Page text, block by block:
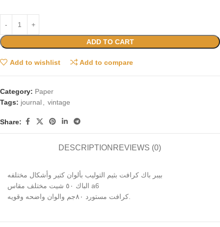
ADD TO CART
Add to wishlist Add to compare
Category: Paper
Tags: journal, vintage
Share:
DESCRIPTION REVIEWS (0)
بيبر باك كرافت بثيم التوليب بألوان كتير وأشكال مختلفه
الباك ٥٠ شيت مختلف مقاس a6
كرافت مستورد ٨٠جم والوان واضحه وقويه.